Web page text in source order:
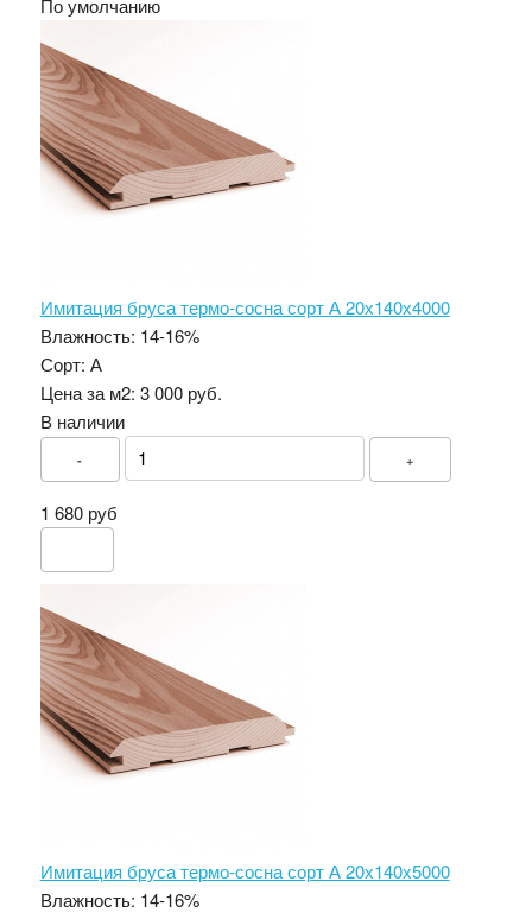
Имитация бруса термо-сосна сорт А 20х140х4000
Влажность: 14-16%
Сорт: А
Цена за м2: 3 000 руб.
В наличии
- +
1 680 руб
Имитация бруса термо-сосна сорт А 20х140х5000
Влажность: 14-16%